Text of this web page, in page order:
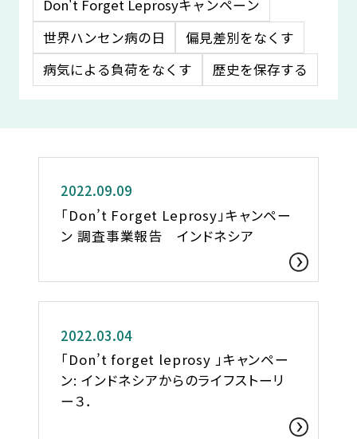
Don't Forget Leprosyキャンペーン
世界ハンセン病の日
偏見差別をなくす
病気による負荷をなくす
歴史を保存する
2022.09.09
「Don’t Forget Leprosy」キャンペー
ン 調査事業報告 インドネシア
お知らせ
2022.03.04
「Don’t forget leprosy 」キャンペー
ン: インドネシアからのライフストーリ
ー３．